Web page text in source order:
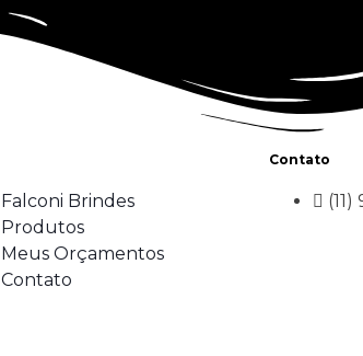
Falconi Brindes
Produtos
Meus Orçamentos
Contato
Contato